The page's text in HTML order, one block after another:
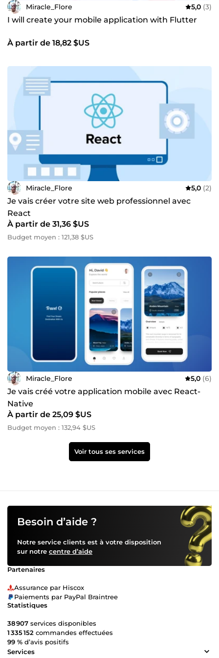
Miracle_Flore 5,0 (3)
I will create your mobile application with Flutter
À partir de 18,82 $US
Miracle_Flore 5,0 (2)
Je vais créer votre site web professionnel avec
React
À partir de 31,36 $US
Budget moyen : 121,38 $US
Miracle_Flore 5,0 (6)
Je vais créé votre application mobile avec React-
Native
À partir de 25,09 $US
Budget moyen : 132,94 $US
Voir tous ses services
Besoin d’aide ?
Notre service clients est à votre disposition
sur notre centre d’aide
Partenaires
Assurance par Hiscox
Paiements par PayPal Braintree
Statistiques
38 907 services disponibles
1 335 152 commandes effectuées
99 % d’avis positifs
Services